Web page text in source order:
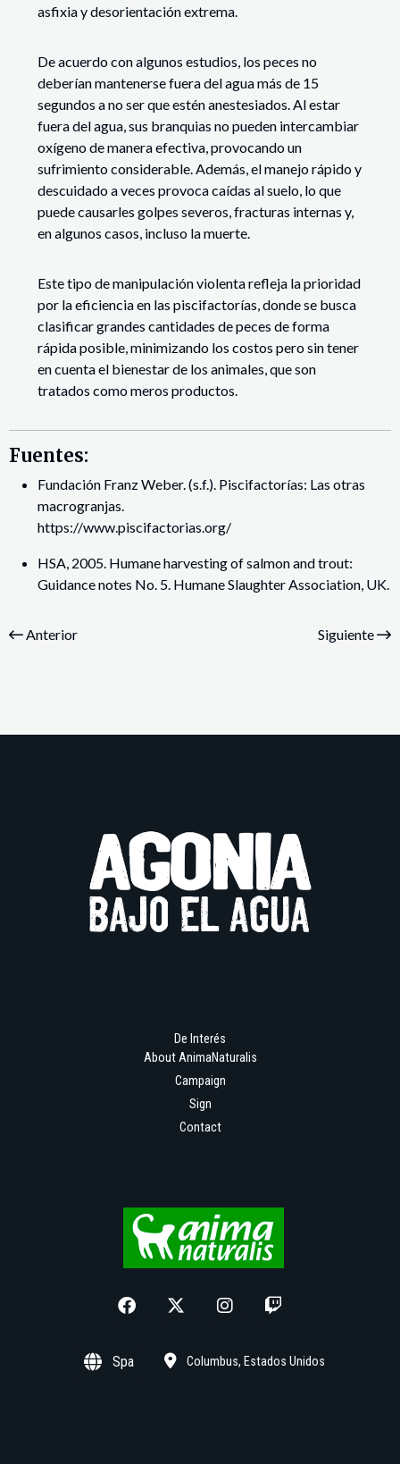
asfixia y desorientación extrema.
De acuerdo con algunos estudios, los peces no
deberían mantenerse fuera del agua más de 15
segundos a no ser que estén anestesiados. Al estar
fuera del agua, sus branquias no pueden intercambiar
oxígeno de manera efectiva, provocando un
sufrimiento considerable. Además, el manejo rápido y
descuidado a veces provoca caídas al suelo, lo que
puede causarles golpes severos, fracturas internas y,
en algunos casos, incluso la muerte.
Este tipo de manipulación violenta refleja la prioridad
por la eficiencia en las piscifactorías, donde se busca
clasificar grandes cantidades de peces de forma
rápida posible, minimizando los costos pero sin tener
en cuenta el bienestar de los animales, que son
tratados como meros productos.
Fuentes:
Fundación Franz Weber. (s.f.). Piscifactorías: Las otras
macrogranjas.
https://www.piscifactorias.org/
HSA, 2005. Humane harvesting of salmon and trout:
Guidance notes No. 5. Humane Slaughter Association, UK.
Anterior Siguiente
De Interés
About AnimaNaturalis
Campaign
Sign
Contact
Spa Columbus, Estados Unidos